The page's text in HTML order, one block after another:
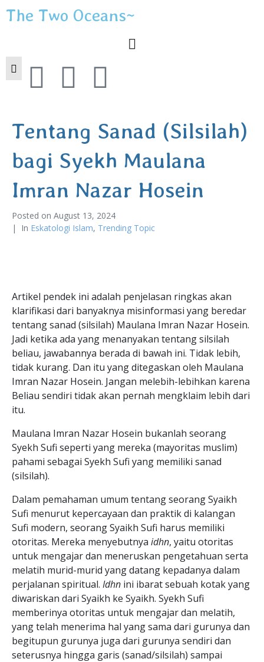
The Two Oceans~
Tentang Sanad (Silsilah)
bagi Syekh Maulana
Imran Nazar Hosein
Posted on August 13, 2024
In Eskatologi Islam, Trending Topic
Artikel pendek ini adalah penjelasan ringkas akan
klarifikasi dari banyaknya misinformasi yang beredar
tentang sanad (silsilah) Maulana Imran Nazar Hosein.
Jadi ketika ada yang menanyakan tentang silsilah
beliau, jawabannya berada di bawah ini. Tidak lebih,
tidak kurang. Dan itu yang ditegaskan oleh Maulana
Imran Nazar Hosein. Jangan melebih-lebihkan karena
Beliau sendiri tidak akan pernah mengklaim lebih dari
itu.
Maulana Imran Nazar Hosein bukanlah seorang
Syekh Sufi seperti yang mereka (mayoritas muslim)
pahami sebagai Syekh Sufi yang memiliki sanad
(silsilah).
Dalam pemahaman umum tentang seorang Syaikh
Sufi menurut kepercayaan dan praktik di kalangan
Sufi modern, seorang Syaikh Sufi harus memiliki
otoritas. Mereka menyebutnya idhn, yaitu otoritas
untuk mengajar dan meneruskan pengetahuan serta
melatih murid-murid yang datang kepadanya dalam
perjalanan spiritual. Idhn ini ibarat sebuah kotak yang
diwariskan dari Syaikh ke Syaikh. Syekh Sufi
memberinya otoritas untuk mengajar dan melatih,
yang telah menerima hal yang sama dari gurunya dan
begitupun gurunya juga dari gurunya sendiri dan
seterusnya hingga garis (sanad/silsilah) sampai